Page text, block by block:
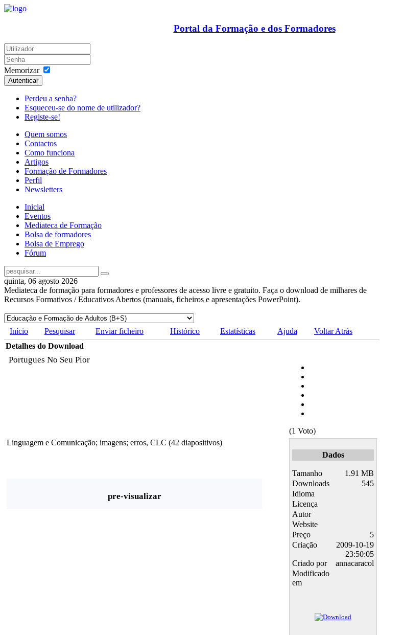
Portal da Formação e dos Formadores
Memorizar
Autenticar
Perdeu a senha?
Esqueceu-se do nome de utilizador?
Registe-se!
Quem somos
Contactos
Como funciona
Artigos
Formação de Formadores
Perfil
Newsletters
Inicial
Eventos
Mediateca de Formação
Bolsa de formadores
Bolsa de Emprego
Fórum
quinta, 06 agosto 2026
Mediateca de formação para formadores e professores de acesso livre e gratuito. Faça o download de milhares de
Recursos Formativos / Educativos Abertos (manuais, ficheiros e apresentações PowerPoint).
Início Pesquisar Enviar ficheiro Histórico Estatísticas Ajuda
Voltar Atrás
Detalhes do Download
Portugues No Seu Pior
(1 Voto)
Linguagem e Comunicação; imagens; erros, CLC (42 diapositivos)
pre-visualizar
Dados
Tamanho
1.91 MB
Downloads
545
Idioma
Licença
Autor
Website
Preço
5
Criação
2009-10-19
23:50:05
Criado por
annacaracol
Modificado
em